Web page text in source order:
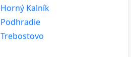
Horný Kalník
Podhradie
Trebostovo